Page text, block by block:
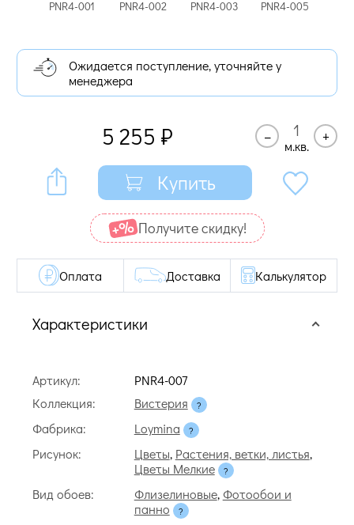
PNR4-001 PNR4-002 PNR4-003 PNR4-005
Ожидается поступление, уточняйте у
менеджера
5 255 ₽ –
м.кв.
+
Купить
Получите cкидку!
Характеристики
Артикул:
PNR4-007
Коллекция:
Вистерия
Фабрика:
Loymina
Рисунок:
Цветы, Растения, ветки, листья,
Цветы Мелкие
Вид обоев:
Флизелиновые, Фотообои и
панно
Оплата Доставка Калькулятор